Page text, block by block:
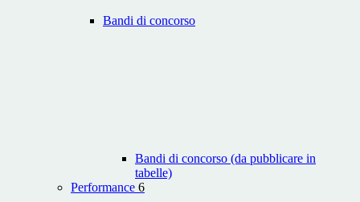
Bandi di concorso
Bandi di concorso (da pubblicare in
tabelle)
Performance 6